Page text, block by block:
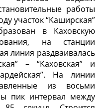
работы
участок “Каширская”
в Каховскую
на станции
линия раздваива­лась
– “Каховская” и
На линии
из восьми
пик интервал между